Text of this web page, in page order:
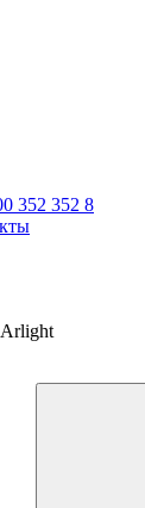
352 352 8